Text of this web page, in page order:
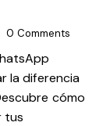
0 Comments
la diferencia
cómo
tus